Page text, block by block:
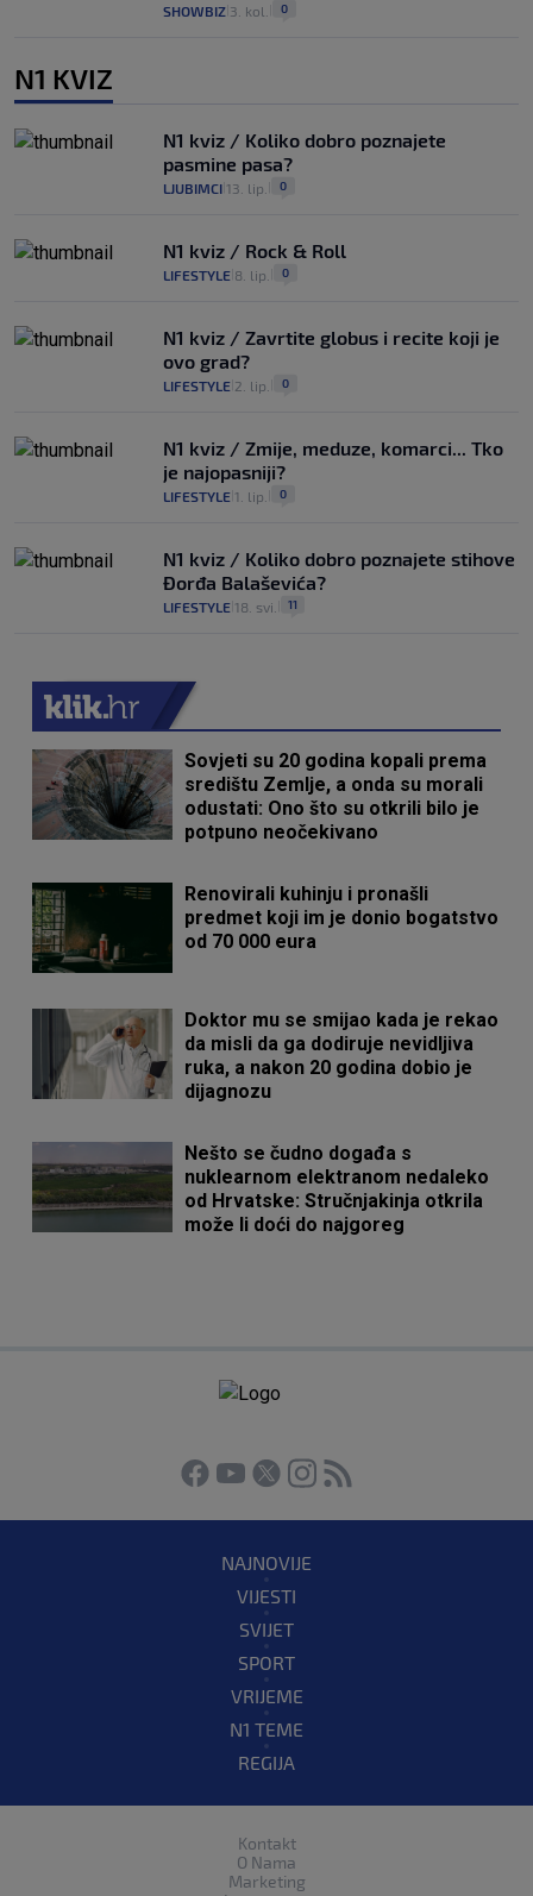
SHOWBIZ 3. kol. 0
N1 KVIZ
N1 kviz / Koliko dobro poznajete
pasmine pasa?
LJUBIMCI 13. lip. 0
N1 kviz / Rock & Roll
LIFESTYLE 8. lip. 0
N1 kviz / Zavrtite globus i recite koji je
ovo grad?
LIFESTYLE 2. lip. 0
N1 kviz / Zmije, meduze, komarci... Tko
je najopasniji?
LIFESTYLE 1. lip. 0
N1 kviz / Koliko dobro poznajete stihove
Đorđa Balaševića?
LIFESTYLE 18. svi. 11
Sovjeti su 20 godina kopali prema
središtu Zemlje, a onda su morali
odustati: Ono što su otkrili bilo je
potpuno neočekivano
Renovirali kuhinju i pronašli
predmet koji im je donio bogatstvo
od 70 000 eura
Doktor mu se smijao kada je rekao
da misli da ga dodiruje nevidljiva
ruka, a nakon 20 godina dobio je
dijagnozu
Nešto se čudno događa s
nuklearnom elektranom nedaleko
od Hrvatske: Stručnjakinja otkrila
može li doći do najgoreg
NAJNOVIJE
VIJESTI
SVIJET
SPORT
VRIJEME
N1 TEME
REGIJA
Kontakt
O Nama
Marketing